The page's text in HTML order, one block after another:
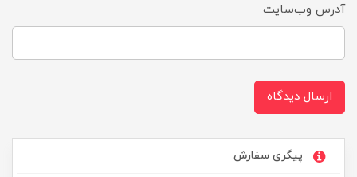
آدرس وب‌سایت
ارسال دیدگاه
پیگری سفارش